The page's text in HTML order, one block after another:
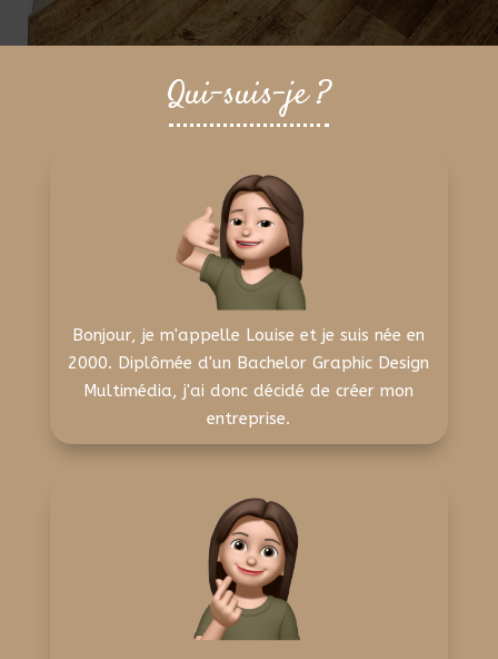
Qui-suis-je ?
Bonjour, je m'appelle Louise et je suis née en
2000. Diplômée d'un Bachelor Graphic Design
Multimédia, j'ai donc décidé de créer mon
entreprise.